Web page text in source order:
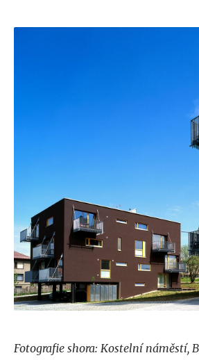
Fotografie shora: Kostelní náměstí,